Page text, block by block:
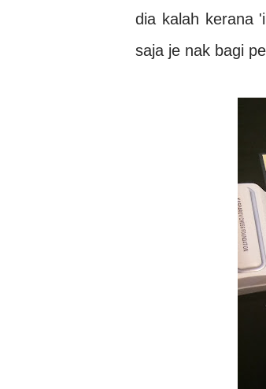
dia kalah kerana
saja je nak bagi